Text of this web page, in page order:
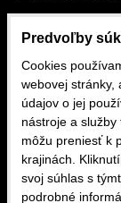
Obchodné
Reklamačné
Ochrana
Predvoľby
Cookies
webovej stránky,
údajov o jej
nástroje a
môžu preniesť k
krajinách.
svoj súhlas s
podrobné